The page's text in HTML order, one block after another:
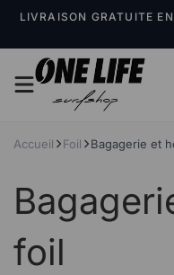
LIVRAISON GRATUITE
Accueil Foil Bagagerie et
foil